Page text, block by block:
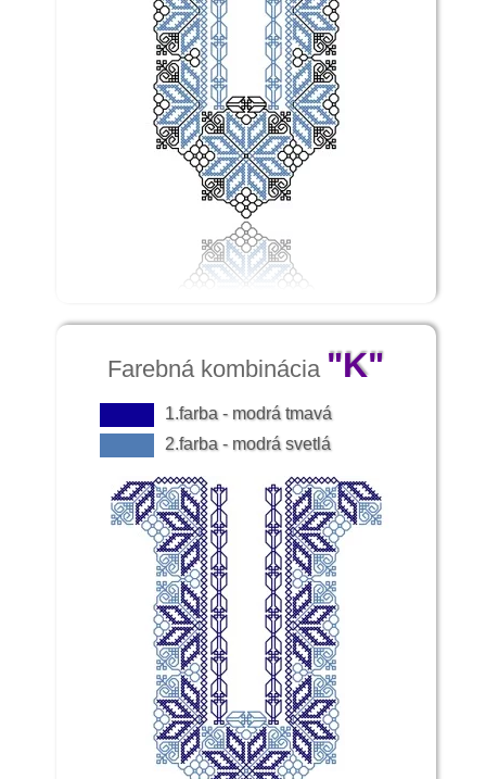
Farebná kombinácia "K"
1.farba - modrá tmavá
2.farba - modrá svetlá